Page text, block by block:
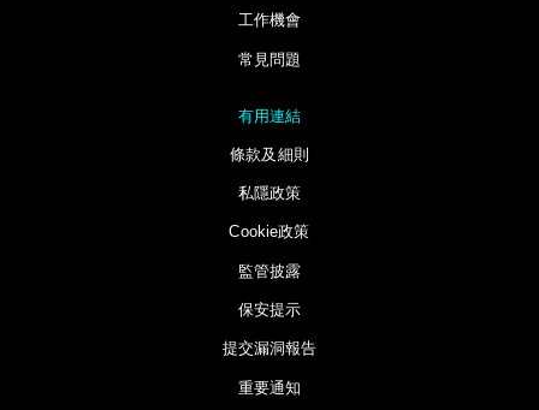
工作機會
常見問題
有用連結
條款及細則
私隱政策
Cookie政策
監管披露
保安提示
提交漏洞報告
重要通知